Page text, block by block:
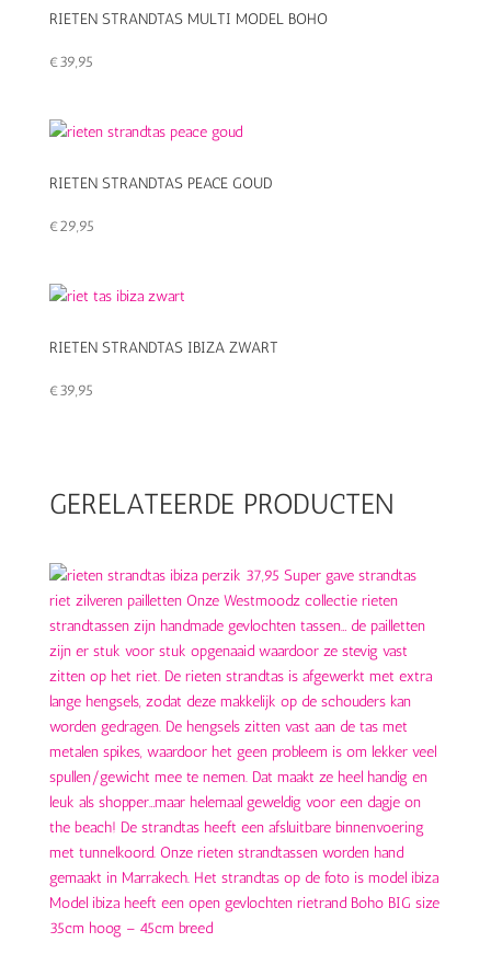
RIETEN STRANDTAS MULTI MODEL BOHO
€39,95
RIETEN STRANDTAS PEACE GOUD
€29,95
RIETEN STRANDTAS IBIZA ZWART
€39,95
GERELATEERDE PRODUCTEN